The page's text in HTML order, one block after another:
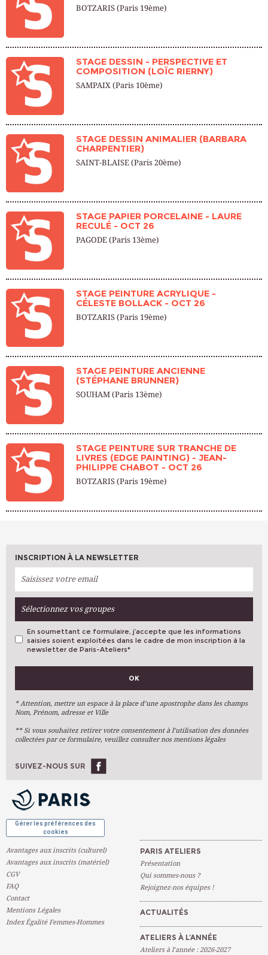
BOTZARIS (Paris 19ème)
STAGE DESSIN - PERSPECTIVE ET
COMPOSITION (LOÏC RIERNY)
SAMPAIX (Paris 10ème)
STAGE DESSIN ANIMALIER (BARBARA
CHARPENTIER)
SAINT-BLAISE (Paris 20ème)
STAGE PAPIER PORCELAINE - LAURE
RECULÉ - OCT 26
PAGODE (Paris 13ème)
STAGE PEINTURE ACRYLIQUE -
CÉLESTE BOLLACK - OCT 26
BOTZARIS (Paris 19ème)
STAGE PEINTURE ANCIENNE
(STÉPHANE BRUNNER)
SOUHAM (Paris 13ème)
STAGE PEINTURE SUR TRANCHE DE
LIVRES (EDGE PAINTING) - JEAN-
PHILIPPE CHABOT - OCT 26
BOTZARIS (Paris 19ème)
INSCRIPTION À LA NEWSLETTER
Sélectionnez vos groupes
VOS PRÉFÉRENCES
Arts Plastiques
Arts Du Texte
Arts Numériques
Ateliers À L'année
En soumettant ce formulaire, j’accepte que les informations
saisies soient exploitées dans le cadre de mon inscription à la
newsletter de Paris-Ateliers*
OK
* Attention, mettre un espace à la place d’une apostrophe dans les champs
Nom, Prénom, adresse et Ville
** Si vous souhaitez retirer votre consentement à l’utilisation des données
collectées par ce formulaire, veuillez consulter nos mentions légales
SUIVEZ-NOUS SUR
Gérer les préférences des
cookies
Avantages aux inscrits (culturel)
Avantages aux inscrits (matériel)
CGV
FAQ
Contact
Mentions Légales
Index Égalité Femmes-Hommes
PARIS ATELIERS
Présentation
Qui sommes-nous ?
Rejoignez-nos équipes !
ACTUALITÉS
ATELIERS À L’ANNÉE
Ateliers à l’année : 2026-2027